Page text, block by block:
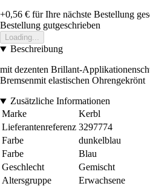
+0,56 € für Ihre nächste Bestellung
Bestellung gutgeschrieben
Loading...
Beschreibung
mit dezenten Brillant-
Bremsenmit elastischen Ohrengekrönt
Zusätzliche Informationen
Marke
Kerbl
Lieferantenreferenz 3297774
Farbe
dunkelblau
Farbe
Blau
Geschlecht
Gemischt
Altersgruppe
Erwachsene